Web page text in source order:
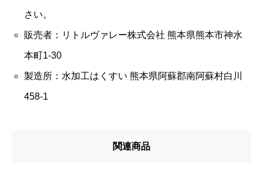
さい。
販売者：リトルヴァレー株式会社 熊本県熊本市神水
本町1-30
製造所：水加工はくすい 熊本県阿蘇郡南阿蘇村白川
458-1
関連商品